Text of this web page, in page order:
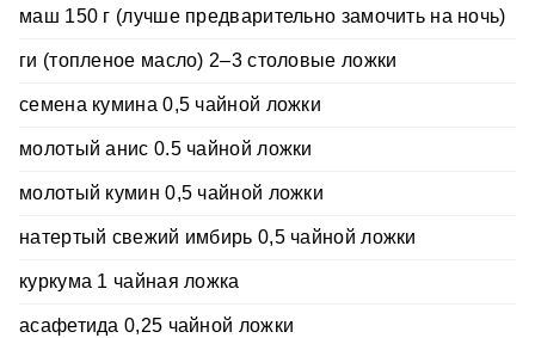
маш 150 г (лучше предварительно замочить на ночь)
ги (топленое масло) 2–3 столовые ложки
семена кумина 0,5 чайной ложки
молотый анис 0.5 чайной ложки
молотый кумин 0,5 чайной ложки
натертый свежий имбирь 0,5 чайной ложки
куркума 1 чайная ложка
асафетида 0,25 чайной ложки